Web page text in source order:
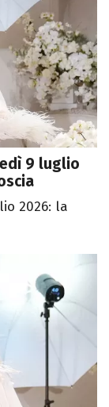
9 luglio
2026: la